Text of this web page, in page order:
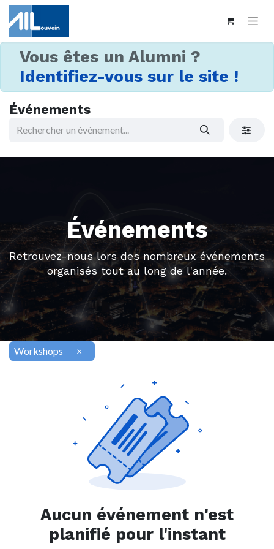
Vous êtes un Alumni ?
Identifiez-vous sur le site !
Événements
Événements
Retrouvez-nous lors des nombreux événements
organisés tout au long de l'année.
Workshops ×
Aucun événement n'est
planifié pour l'instant